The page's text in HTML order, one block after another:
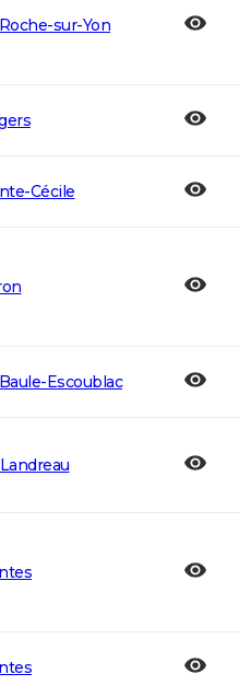
sur-Yon
Cécile
Escoublac